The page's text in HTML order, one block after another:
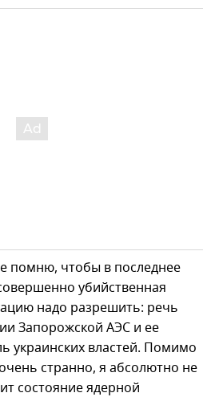
помню, чтобы в последнее
убийственная
надо разрешить: речь
Запорожской АЭС и ее
украинских властей. Помимо
странно, я абсолютно не
состояние ядерной